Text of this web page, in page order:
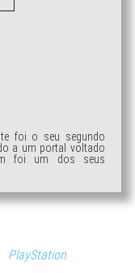
foi o seu segundo
a um portal voltado
foi um dos seus
PlayStation